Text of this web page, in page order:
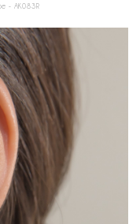
/ Küpe / Küpe - AK083R